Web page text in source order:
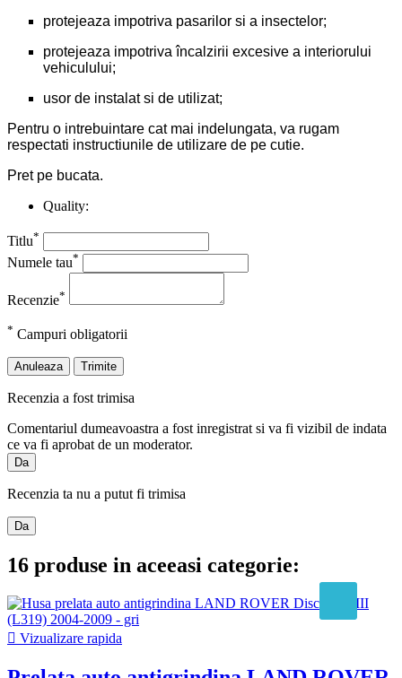
protejeaza impotriva pasarilor si a insectelor;
protejeaza impotriva încalzirii excesive a interiorului
vehiculului;
usor de instalat si de utilizat;
Pentru o intrebuintare cat mai indelungata, va rugam
respectati instructiunile de utilizare de pe cutie.
Pret pe bucata.
Quality:
Titlu*
Numele tau*
Recenzie*
* Campuri obligatorii
Anuleaza Trimite
Recenzia a fost trimisa
Comentariul dumeavoastra a fost inregistrat si va fi vizibil de indata
ce va fi aprobat de un moderator.
Da
Recenzia ta nu a putut fi trimisa
Da
16 produse in aceeasi categorie:
 Vizualizare rapida